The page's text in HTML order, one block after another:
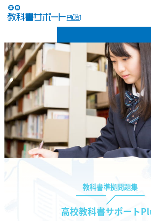
教科書準拠問題集
高校教科書サポート